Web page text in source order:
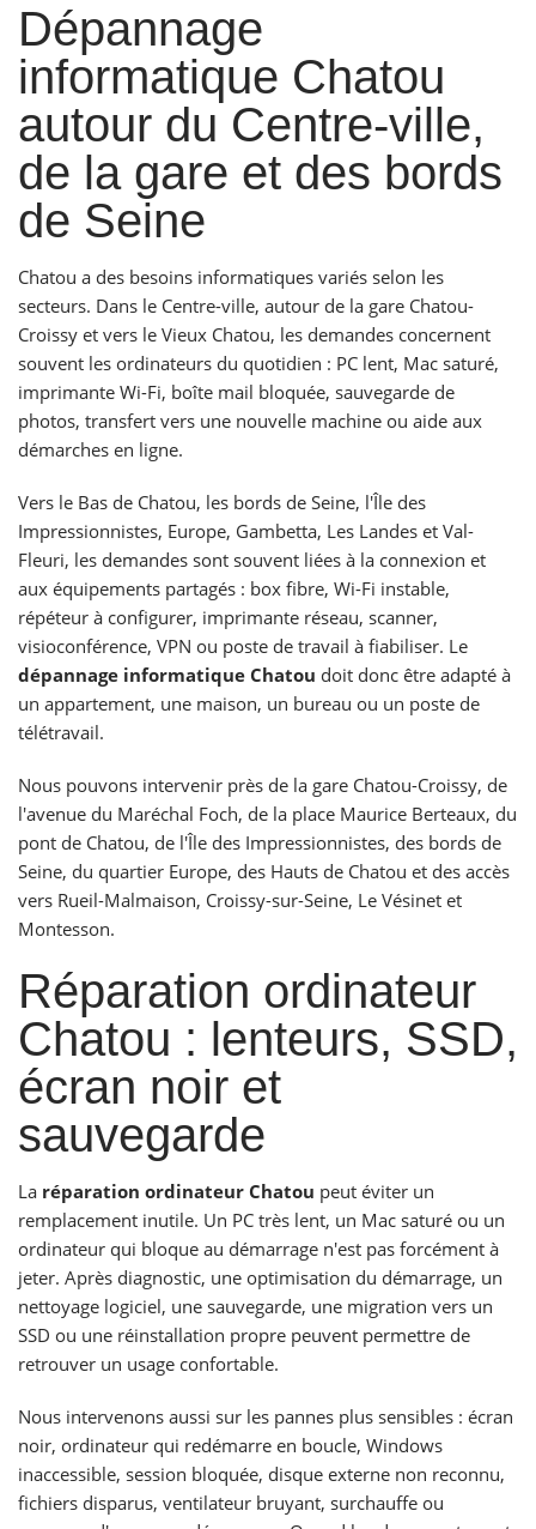
Dépannage
informatique Chatou
autour du Centre-ville,
de la gare et des bords
de Seine
Chatou a des besoins informatiques variés selon les
secteurs. Dans le Centre-ville, autour de la gare Chatou-
Croissy et vers le Vieux Chatou, les demandes concernent
souvent les ordinateurs du quotidien : PC lent, Mac saturé,
imprimante Wi-Fi, boîte mail bloquée, sauvegarde de
photos, transfert vers une nouvelle machine ou aide aux
démarches en ligne.
Vers le Bas de Chatou, les bords de Seine, l'Île des
Impressionnistes, Europe, Gambetta, Les Landes et Val-
Fleuri, les demandes sont souvent liées à la connexion et
aux équipements partagés : box fibre, Wi-Fi instable,
répéteur à configurer, imprimante réseau, scanner,
visioconférence, VPN ou poste de travail à fiabiliser. Le
dépannage informatique Chatou doit donc être adapté à
un appartement, une maison, un bureau ou un poste de
télétravail.
Nous pouvons intervenir près de la gare Chatou-Croissy, de
l'avenue du Maréchal Foch, de la place Maurice Berteaux, du
pont de Chatou, de l'Île des Impressionnistes, des bords de
Seine, du quartier Europe, des Hauts de Chatou et des accès
vers Rueil-Malmaison, Croissy-sur-Seine, Le Vésinet et
Montesson.
Réparation ordinateur
Chatou : lenteurs, SSD,
écran noir et
sauvegarde
La réparation ordinateur Chatou peut éviter un
remplacement inutile. Un PC très lent, un Mac saturé ou un
ordinateur qui bloque au démarrage n'est pas forcément à
jeter. Après diagnostic, une optimisation du démarrage, un
nettoyage logiciel, une sauvegarde, une migration vers un
SSD ou une réinstallation propre peuvent permettre de
retrouver un usage confortable.
Nous intervenons aussi sur les pannes plus sensibles : écran
noir, ordinateur qui redémarre en boucle, Windows
inaccessible, session bloquée, disque externe non reconnu,
fichiers disparus, ventilateur bruyant, surchauffe ou